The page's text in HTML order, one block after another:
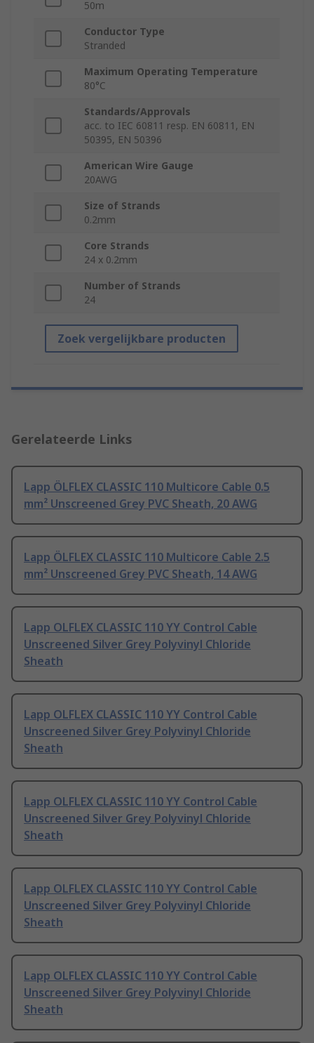
50m
Conductor Type
Stranded
Maximum Operating Temperature
80°C
Standards/Approvals
acc. to IEC 60811 resp. EN 60811, EN
50395, EN 50396
American Wire Gauge
20AWG
Size of Strands
0.2mm
Core Strands
24 x 0.2mm
Number of Strands
24
Zoek vergelijkbare producten
Gerelateerde Links
Lapp ÖLFLEX CLASSIC 110 Multicore Cable 0.5
mm² Unscreened Grey PVC Sheath, 20 AWG
Lapp ÖLFLEX CLASSIC 110 Multicore Cable 2.5
mm² Unscreened Grey PVC Sheath, 14 AWG
Lapp OLFLEX CLASSIC 110 YY Control Cable
Unscreened Silver Grey Polyvinyl Chloride
Sheath
Lapp OLFLEX CLASSIC 110 YY Control Cable
Unscreened Silver Grey Polyvinyl Chloride
Sheath
Lapp OLFLEX CLASSIC 110 YY Control Cable
Unscreened Silver Grey Polyvinyl Chloride
Sheath
Lapp OLFLEX CLASSIC 110 YY Control Cable
Unscreened Silver Grey Polyvinyl Chloride
Sheath
Lapp OLFLEX CLASSIC 110 YY Control Cable
Unscreened Silver Grey Polyvinyl Chloride
Sheath